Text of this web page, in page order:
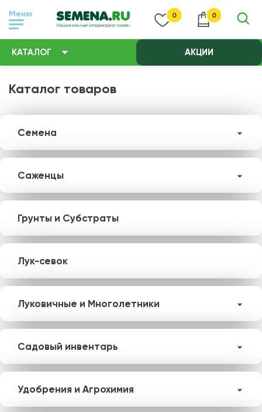
Меню 0 0
КАТАЛОГ АКЦИИ
Каталог товаров
Семена
Саженцы
Грунты и Субстраты
Лук-севок
Луковичные и Многолетники
Садовый инвентарь
Удобрения и Агрохимия